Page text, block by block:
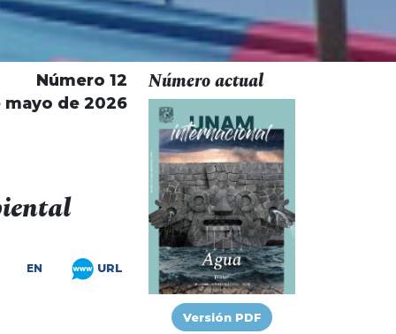
Número 12
mayo de 2026
EN URL
Número actual
Versión PDF